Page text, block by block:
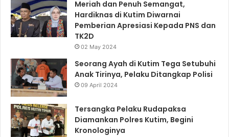
Meriah dan Penuh Semangat,
Hardiknas di Kutim Diwarnai
Pemberian Apresiasi Kepada PNS dan
TK2D
02 May 2024
Seorang Ayah di Kutim Tega Setubuhi
Anak Tirinya, Pelaku Ditangkap Polisi
09 April 2024
Tersangka Pelaku Rudapaksa
Diamankan Polres Kutim, Begini
Kronologinya